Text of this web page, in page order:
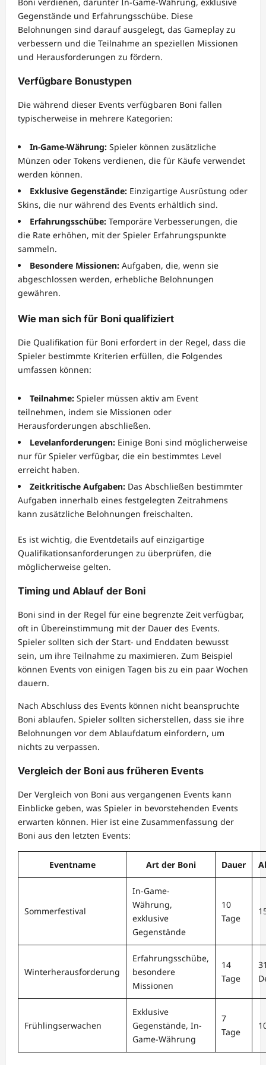
Boni verdienen, darunter In-Game-Währung, exklusive
Gegenstände und Erfahrungsschübe. Diese
Belohnungen sind darauf ausgelegt, das Gameplay zu
verbessern und die Teilnahme an speziellen Missionen
und Herausforderungen zu fördern.
Verfügbare Bonustypen
Die während dieser Events verfügbaren Boni fallen
typischerweise in mehrere Kategorien:
In-Game-Währung: Spieler können zusätzliche
Münzen oder Tokens verdienen, die für Käufe verwendet
werden können.
Exklusive Gegenstände: Einzigartige Ausrüstung oder
Skins, die nur während des Events erhältlich sind.
Erfahrungsschübe: Temporäre Verbesserungen, die
die Rate erhöhen, mit der Spieler Erfahrungspunkte
sammeln.
Besondere Missionen: Aufgaben, die, wenn sie
abgeschlossen werden, erhebliche Belohnungen
gewähren.
Wie man sich für Boni qualifiziert
Die Qualifikation für Boni erfordert in der Regel, dass die
Spieler bestimmte Kriterien erfüllen, die Folgendes
umfassen können:
Teilnahme: Spieler müssen aktiv am Event
teilnehmen, indem sie Missionen oder
Herausforderungen abschließen.
Levelanforderungen: Einige Boni sind möglicherweise
nur für Spieler verfügbar, die ein bestimmtes Level
erreicht haben.
Zeitkritische Aufgaben: Das Abschließen bestimmter
Aufgaben innerhalb eines festgelegten Zeitrahmens
kann zusätzliche Belohnungen freischalten.
Es ist wichtig, die Eventdetails auf einzigartige
Qualifikationsanforderungen zu überprüfen, die
möglicherweise gelten.
Timing und Ablauf der Boni
Boni sind in der Regel für eine begrenzte Zeit verfügbar,
oft in Übereinstimmung mit der Dauer des Events.
Spieler sollten sich der Start- und Enddaten bewusst
sein, um ihre Teilnahme zu maximieren. Zum Beispiel
können Events von einigen Tagen bis zu ein paar Wochen
dauern.
Nach Abschluss des Events können nicht beanspruchte
Boni ablaufen. Spieler sollten sicherstellen, dass sie ihre
Belohnungen vor dem Ablaufdatum einfordern, um
nichts zu verpassen.
Vergleich der Boni aus früheren Events
Der Vergleich von Boni aus vergangenen Events kann
Einblicke geben, was Spieler in bevorstehenden Events
erwarten können. Hier ist eine Zusammenfassung der
Boni aus den letzten Events:
Eventname Art der Boni Dauer
Sommerfestival
In-Game-
Währung,
exklusive
Gegenstände
10
Tage
Winterherausforderung
Erfahrungsschübe,
besondere
Missionen
14
Tage
Frühlingserwachen
Exklusive
Gegenstände, In-
Game-Währung
7
Tage